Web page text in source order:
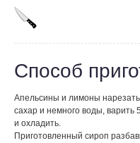
Способ
Апельсины и лимоны
сахар и немного воды, варить
и охладить.
Приготовленный сироп